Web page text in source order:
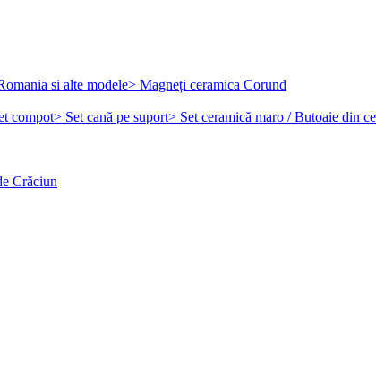
si alte modele> Magneți ceramica Corund
compot> Set cană pe suport> Set ceramică maro / Butoaie din
Crăciun